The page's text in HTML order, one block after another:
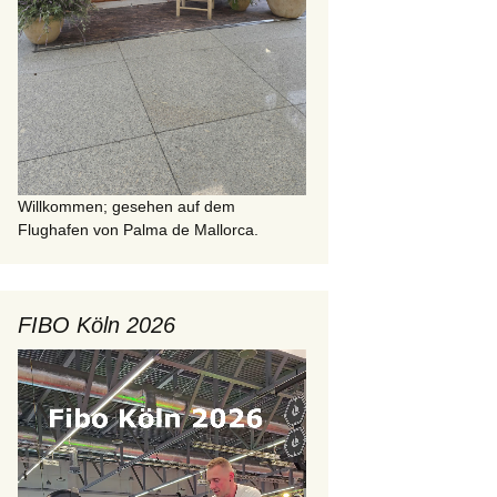
Willkommen; gesehen auf dem
Flughafen von Palma de Mallorca.
FIBO Köln 2026
Video-
Player